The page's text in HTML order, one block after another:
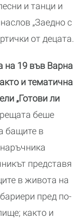
и танци и
„Заедно с
от децата.
на 19 във Варна
и тематична
„Готови ли
беше
бащите в
представя
в живота на
пред по-
както и